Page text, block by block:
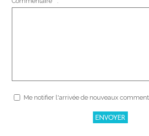
Me notifier l'arrivée de nouveaux